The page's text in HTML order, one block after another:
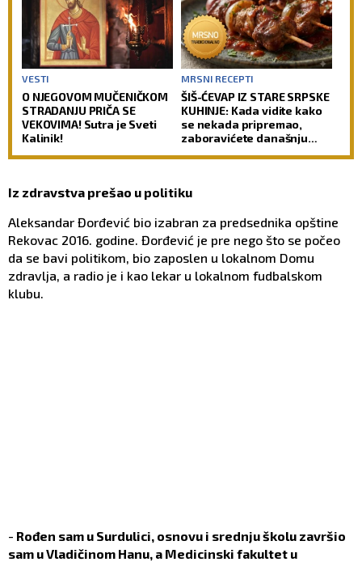
VESTI
O NJEGOVOM MUČENIČKOM
STRADANJU PRIČA SE
VEKOVIMA! Sutra je Sveti
Kalinik!
MRSNI RECEPTI
ŠIŠ-ĆEVAP IZ STARE SRPSKE
KUHINJE: Kada vidite kako
se nekada pripremao,
zaboravićete današnju
Iz zdravstva prešao u politiku
Aleksandar Đorđević bio izabran za predsednika opštine
Rekovac 2016. godine. Đorđević je pre nego što se počeo
da se bavi politikom, bio zaposlen u lokalnom Domu
zdravlja, a radio je i kao lekar u lokalnom fudbalskom
klubu.
- Rođen sam u Surdulici, osnovu i srednju školu završio
sam u Vladičinom Hanu, a Medicinski fakultet u